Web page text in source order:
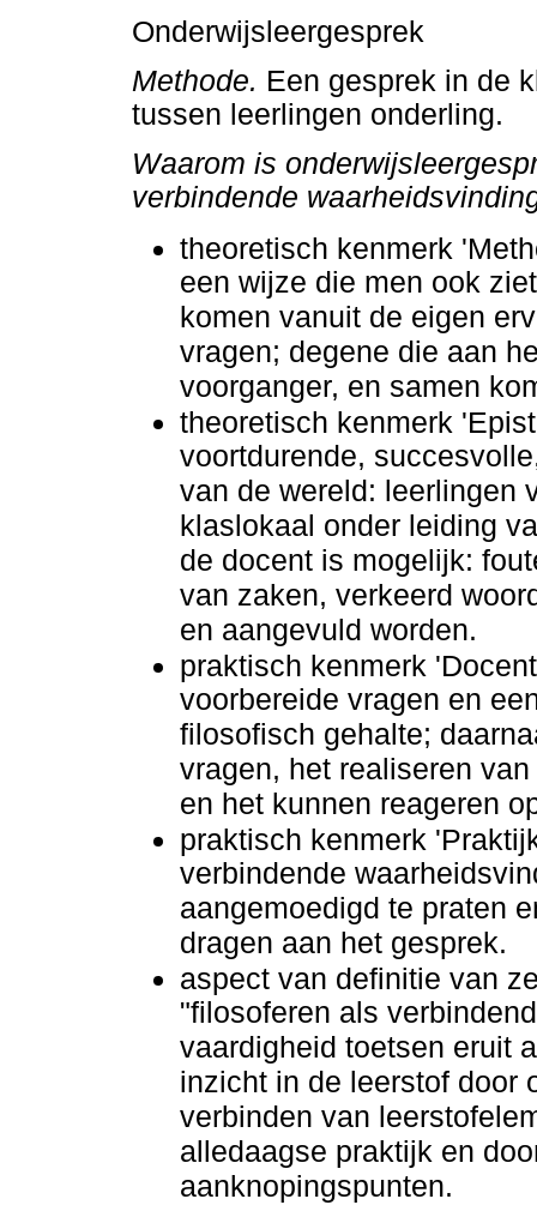
Onderwijsleergesprek
Methode. Een gesprek in de
tussen leerlingen onderling.
Waarom is
verbindende
theoretisch kenmerk
een wijze die men ook
komen vanuit de eigen
vragen; degene die aan
voorganger, en samen
theoretisch kenmerk
voortdurende,
van de wereld: leerlingen
klaslokaal onder leiding
de docent is mogelijk:
van zaken, verkeerd
en aangevuld worden.
praktisch kenmerk
voorbereide vragen en
filosofisch gehalte;
vragen, het realiseren
en het kunnen reageren
praktisch kenmerk
verbindende
aangemoedigd te praten
dragen aan het gesprek.
aspect van definitie van
"filosoferen als
vaardigheid toetsen eruit
inzicht in de leerstof door
verbinden van
alledaagse praktijk en
aanknopingspunten.